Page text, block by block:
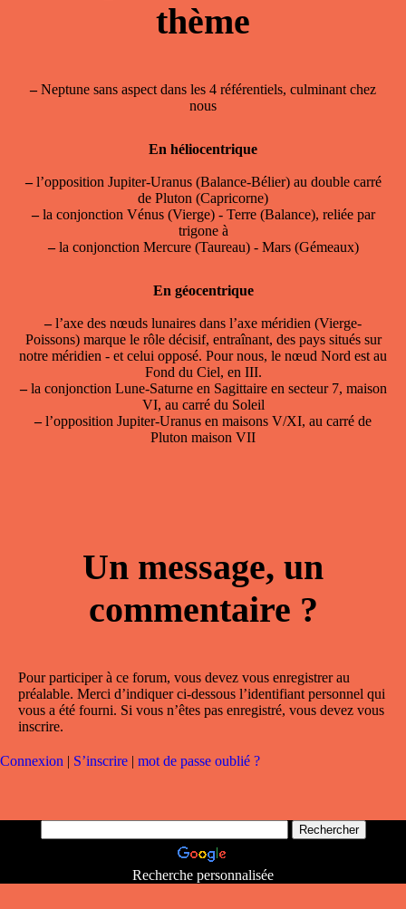
thème
–Neptune sans aspect dans les 4 référentiels, culminant chez
nous
En héliocentrique
–l’opposition Jupiter-Uranus (Balance-Bélier) au double carré
de Pluton (Capricorne)
–la conjonction Vénus (Vierge) - Terre (Balance), reliée par
trigone à
–la conjonction Mercure (Taureau) - Mars (Gémeaux)
En géocentrique
–l’axe des nœuds lunaires dans l’axe méridien (Vierge-
Poissons) marque le rôle décisif, entraînant, des pays situés sur
notre méridien - et celui opposé. Pour nous, le nœud Nord est au
Fond du Ciel, en III.
–la conjonction Lune-Saturne en Sagittaire en secteur 7, maison
VI, au carré du Soleil
–l’opposition Jupiter-Uranus en maisons V/XI, au carré de
Pluton maison VII
Un message, un
commentaire ?
Pour participer à ce forum, vous devez vous enregistrer au
préalable. Merci d’indiquer ci-dessous l’identifiant personnel qui
vous a été fourni. Si vous n’êtes pas enregistré, vous devez vous
inscrire.
Connexion | S’inscrire | mot de passe oublié ?
Recherche personnalisée